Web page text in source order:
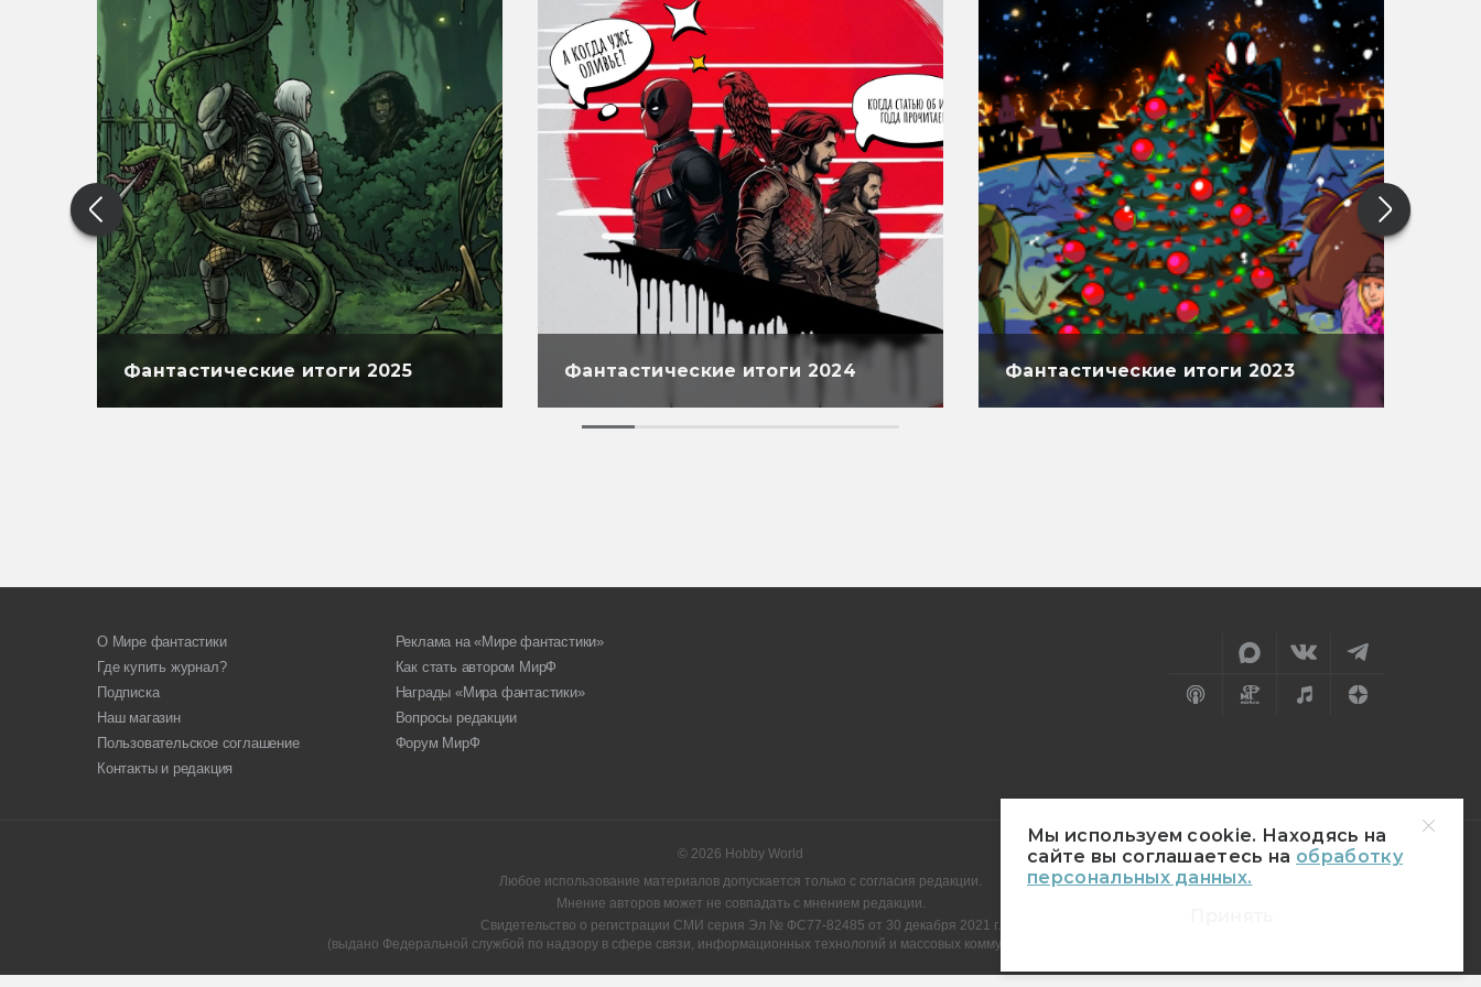
Мы используем cookie. Находясь на
сайте вы соглашаетесь на обработку
персональных данных.
Фантастические итоги 2025 Фантастические итоги 2024 Фантастические итоги 2023
О Мире фантастики
Где купить журнал?
Подписка
Наш магазин
Пользовательское соглашение
Контакты и редакция
Реклама на «Мире фантастики»
Как стать автором МирФ
Награды «Мира фантастики»
Вопросы редакции
Форум МирФ
© 2026 Hobby World
Любое использование материалов допускается только с согласия редакции.
Мнение авторов может не совпадать с мнением редакции.
Свидетельство о регистрации СМИ серия Эл № ФС77-82485 от 30 декабря 2021 г.
(выдано Федеральной службой по надзору в сфере связи, информационных технологий и массовых коммуникаций (Роскомнадзор)